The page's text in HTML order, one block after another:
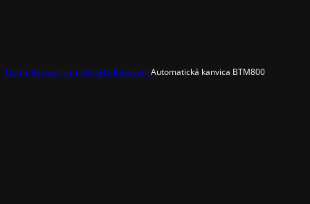
Home Kávovary a mlynčeky KávovaryAutomatická kanvica BTM800